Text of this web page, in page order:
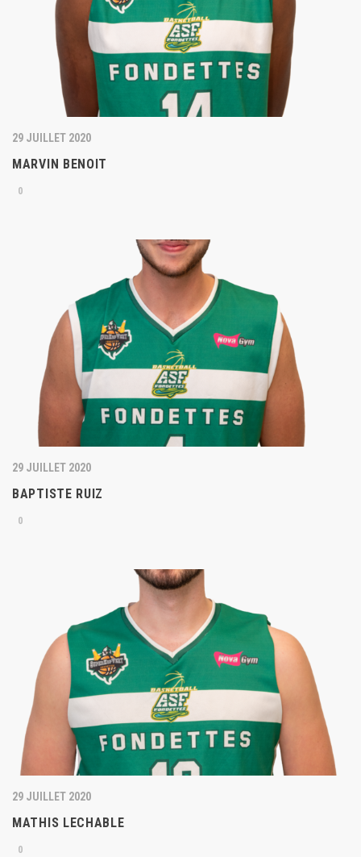
29 JUILLET 2020
MARVIN BENOIT
0
29 JUILLET 2020
BAPTISTE RUIZ
0
29 JUILLET 2020
MATHIS LECHABLE
0